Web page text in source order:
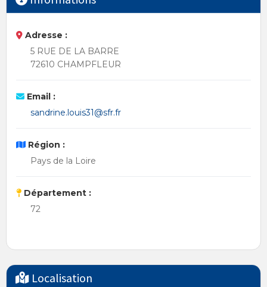
Adresse :
5 RUE DE LA BARRE
72610 CHAMPFLEUR
Email :
sandrine.louis31@sfr.fr
Région :
Pays de la Loire
Département :
72
Localisation